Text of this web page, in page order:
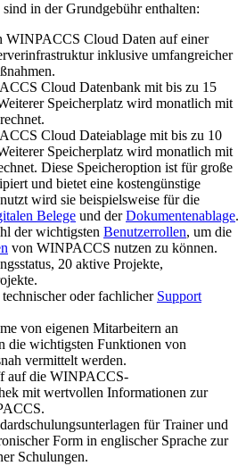
in der Grundgebühr enthalten:
WINPACCS Cloud Daten auf einer
inklusive umfangreicher
Cloud Datenbank mit bis zu 15
Speicherplatz wird monatlich mit
Cloud Dateiablage mit bis zu 10
Speicherplatz wird monatlich mit
Diese Speicheroption ist für große
und bietet eine kostengünstige
wird sie beispielsweise für die
Belege und derDokumentenablage.
der wichtigsten Benutzerrollen, um die
von WINPACCS nutzen zu können.
20 aktive Projekte,
oder fachlicher Support
von eigenen Mitarbeitern an
die wichtigsten Funktionen von
vermittelt werden.
auf die WINPACCS-
mit wertvollen Informationen zur
für Trainer und
Form in englischer Sprache zur
Schulungen.